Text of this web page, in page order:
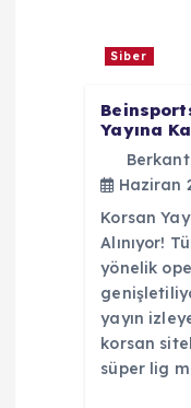
Siber
Yayına
Haziran
Korsan
Alınıyor!
yönelik
yayın
korsan
süper lig